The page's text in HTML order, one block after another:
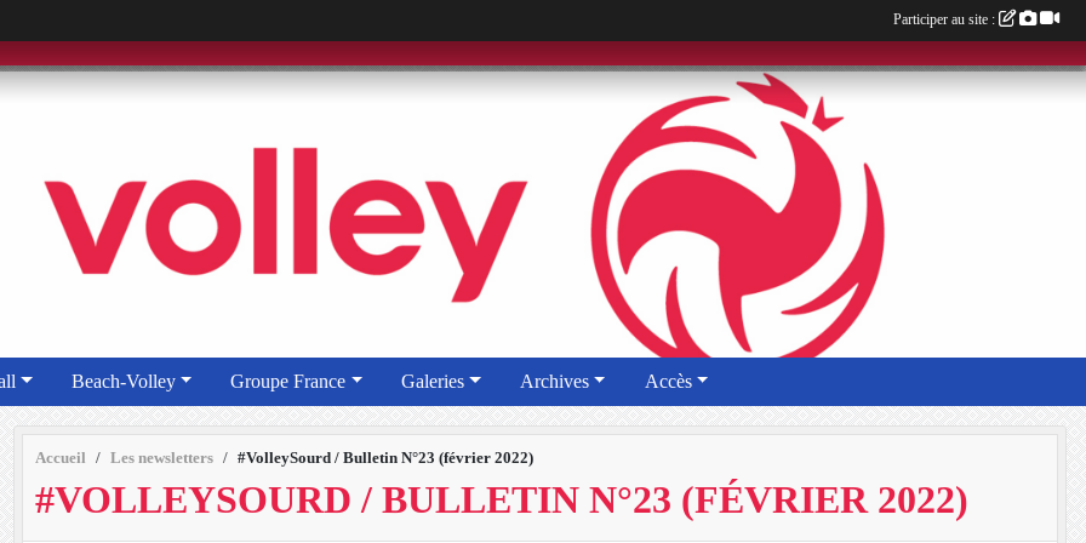
Beach-Volley Groupe France Galeries Archives Accès
Accueil Les newsletters #VolleySourd / Bulletin N°23 (février 2022)
#VOLLEYSOURD / BULLETIN N°23 (FÉVRIER 2022)
Participer au site :